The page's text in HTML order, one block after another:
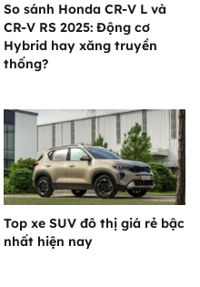
So sánh Honda CR-V L và
CR-V RS 2025: Động cơ
Hybrid hay xăng truyền
thống?
Top xe SUV đô thị giá rẻ bậc
nhất hiện nay